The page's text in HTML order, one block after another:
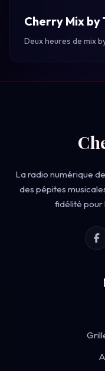
Cherry Mix by
Deux heures de mix
La radio numérique
des pépites
fidélité pour